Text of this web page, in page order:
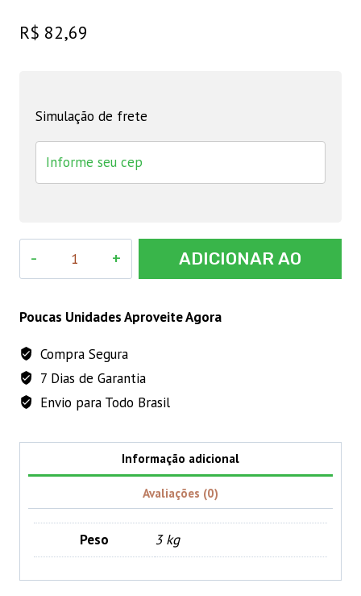
R$ 82,69
Simulação de frete
quantidade
ADICIONAR AO
Poucas Unidades Aproveite Agora
Compra Segura
7 Dias de Garantia
Envio para Todo Brasil
Informação adicional
Avaliações (0)
Peso 3 kg